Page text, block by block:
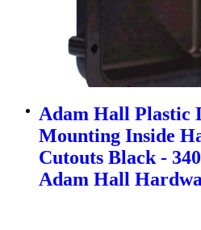
Adam Hall Plastic
Mounting Inside
Cutouts Black -
Adam Hall